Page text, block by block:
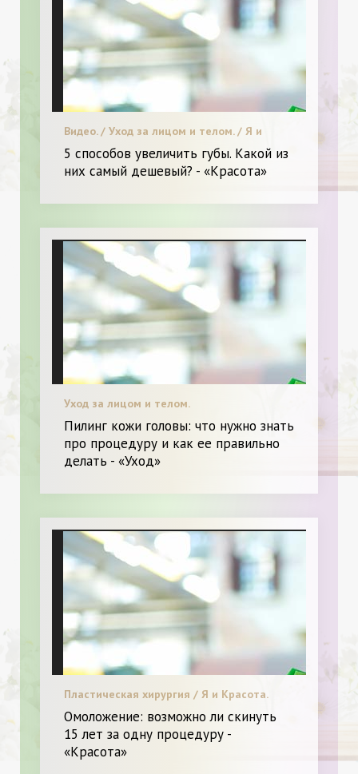
Видео. / Уход за лицом и телом. / Я и
Красота.
5 способов увеличить губы. Какой из
них самый дешевый? - «Красота»
Уход за лицом и телом.
Пилинг кожи головы: что нужно знать
про процедуру и как ее правильно
делать - «Уход»
Пластическая хирургия / Я и Красота.
Омоложение: возможно ли скинуть
15 лет за одну процедуру -
«Красота»